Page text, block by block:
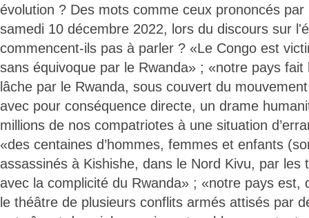
évolution ? Des mots comme ceux prononcés
samedi 10 décembre 2022, lors du discours sur
commencent-ils pas à parler ? «Le Congo est
sans équivoque par le Rwanda» ; «notre pays fait
lâche par le Rwanda, sous couvert du
avec pour conséquence directe, un drame
millions de nos compatriotes à une situation
«des centaines d’hommes, femmes et enfants
assassinés à Kishishe, dans le Nord Kivu, par les
avec la complicité du Rwanda» ; «notre pays est,
le théâtre de plusieurs conflits armés attisés par